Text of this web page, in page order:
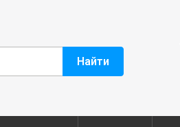
Найти